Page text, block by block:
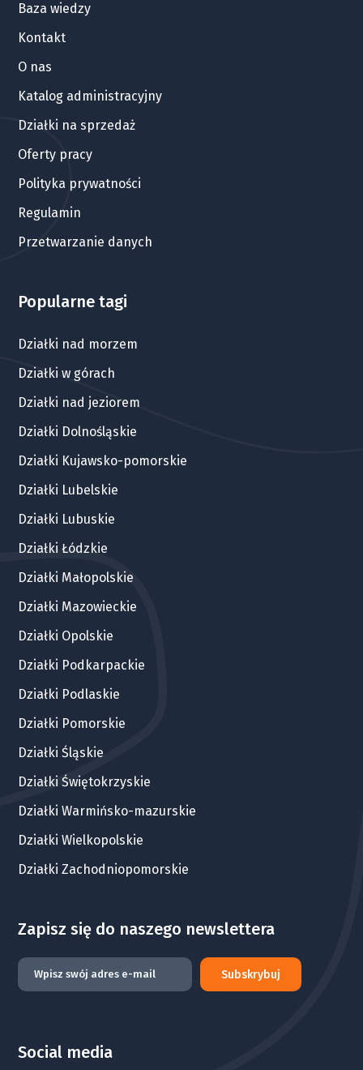
Baza wiedzy
Kontakt
O nas
Katalog administracyjny
Działki na sprzedaż
Oferty pracy
Polityka prywatności
Regulamin
Przetwarzanie danych
Popularne tagi
Działki nad morzem
Działki w górach
Działki nad jeziorem
Działki Dolnośląskie
Działki Kujawsko-pomorskie
Działki Lubelskie
Działki Lubuskie
Działki Łódzkie
Działki Małopolskie
Działki Mazowieckie
Działki Opolskie
Działki Podkarpackie
Działki Podlaskie
Działki Pomorskie
Działki Śląskie
Działki Świętokrzyskie
Działki Warmińsko-mazurskie
Działki Wielkopolskie
Działki Zachodniopomorskie
Zapisz się do naszego newslettera
Subskrybuj
Social media